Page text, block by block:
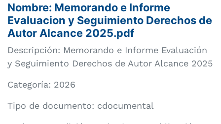
Nombre: Memorando e Informe
Evaluacion y Seguimiento Derechos de
Autor Alcance 2025.pdf
Descripción: Memorando e Informe Evaluación
y Seguimiento Derechos de Autor Alcance 2025
Categoría: 2026
Tipo de documento: cdocumental